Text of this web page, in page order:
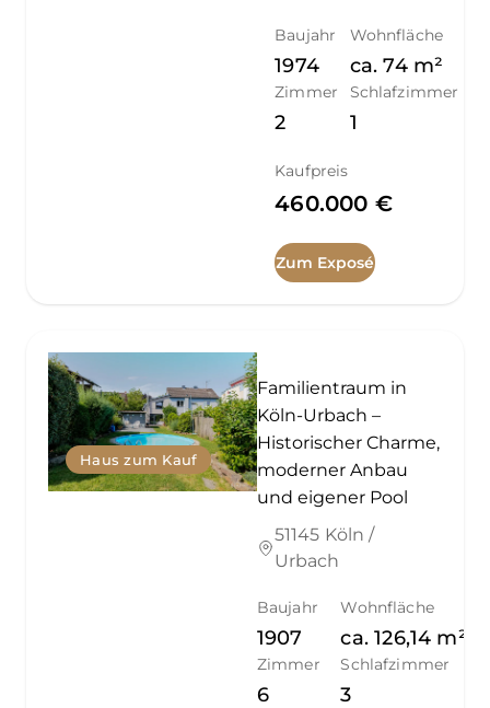
Baujahr
1974
Wohnfläche
ca. 74 m²
Zimmer
2
Schlafzimmer
1
Kaufpreis
460.000 €
Zum Exposé
Haus zum Kauf
Familientraum in
Köln-Urbach –
Historischer Charme,
moderner Anbau
und eigener Pool
51145 Köln /
Urbach
Baujahr
1907
Wohnfläche
ca. 126,14 m²
Zimmer
6
Schlafzimmer
3